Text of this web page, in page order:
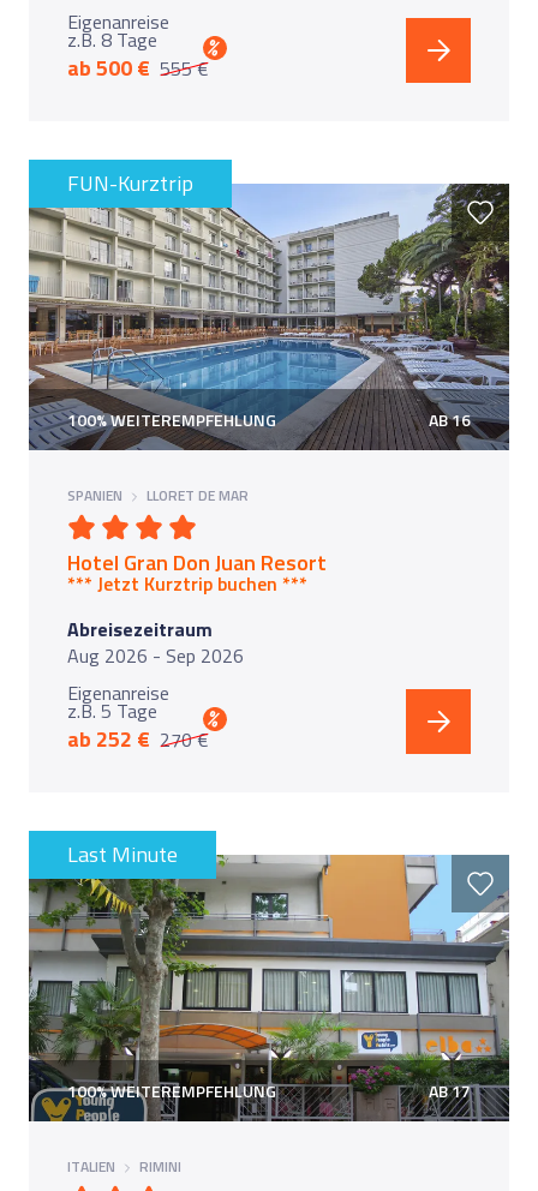
Eigenanreise
z.B. 8 Tage
ab 500 € 555 €
%
FUN-Kurztrip
100% WEITEREMPFEHLUNG AB 16
SPANIEN LLORET DE MAR
Hotel Gran Don Juan Resort
*** Jetzt Kurztrip buchen ***
Abreisezeitraum
Aug 2026 - Sep 2026
Eigenanreise
z.B. 5 Tage
ab 252 € 270 €
%
Last Minute
100% WEITEREMPFEHLUNG AB 17
ITALIEN RIMINI